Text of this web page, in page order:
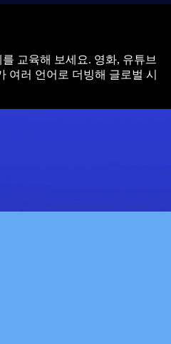
교육해 보세요. 영화, 유튜브
여러 언어로 더빙해 글로벌 시